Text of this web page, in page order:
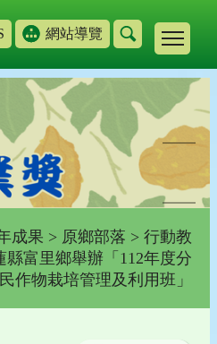
網站導覽
成果 > 原鄉部落 > 行動教
富里鄉舉辦「112年度分
作物栽培管理及利用班」